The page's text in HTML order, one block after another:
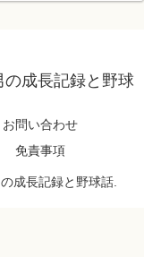
成長記録と野球
お問い合わせ
免責事項
成長記録と野球話.